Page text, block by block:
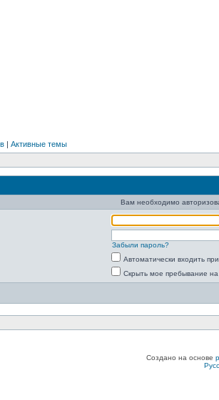
| Активные темы
Вам необходимо
Забыли пароль?
Автоматически входить
Скрыть мое пребывание
Создано на основе